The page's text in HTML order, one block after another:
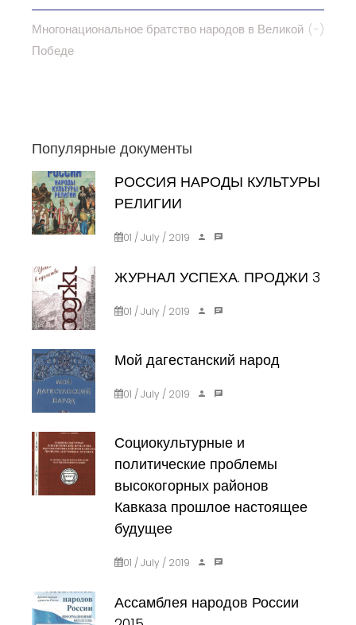
Многонациональное братство народов в Великой
Победе
(-)
Популярные документы
РОССИЯ НАРОДЫ КУЛЬТУРЫ
РЕЛИГИИ
01 / July / 2019
ЖУРНАЛ УСПЕХА. ПРОДЖИ 3
01 / July / 2019
Мой дагестанский народ
01 / July / 2019
Социокультурные и
политические проблемы
высокогорных районов
Кавказа прошлое настоящее
будущее
01 / July / 2019
Ассамблея народов России